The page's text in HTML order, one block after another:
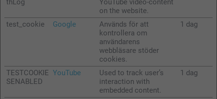
thLog
YouTube video-content
on the website.
test_cookie Google
Används för att
kontrollera om
användarens
webbläsare stöder
cookies.
1 dag
TESTCOOKIE
SENABLED
YouTube
Used to track user’s
interaction with
embedded content.
1 dag